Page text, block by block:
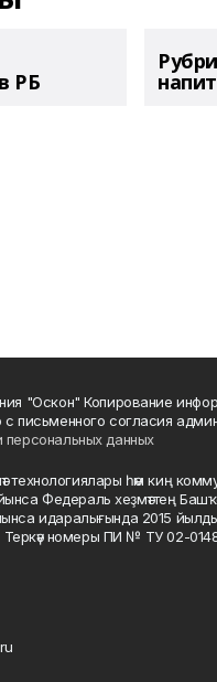
РБ
"Оскон" Копирование
письменного согласия
данных
технологиялары һәм киң
Федераль хеҙмәттең
идаралығында 2015
Теркәү номеры ПИ № ТУ 02-